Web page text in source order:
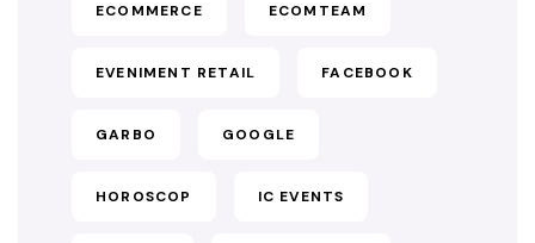
ECOMMERCE ECOMTEAM
EVENIMENT RETAIL FACEBOOK
GARBO GOOGLE
HOROSCOP IC EVENTS